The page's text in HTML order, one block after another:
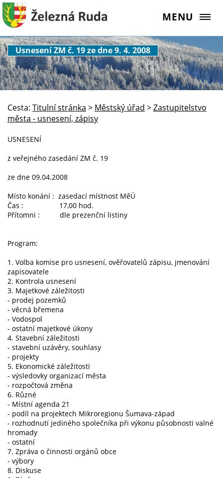
MENU
Usnesení ZM č. 19 ze dne 9. 4. 2008
Cesta: Titulní stránka > Městský úřad >Zastupitelstvo
města - usnesení, zápisy
USNESENÍ
z veřejného zasedání ZM č. 19
ze dne 09.04.2008
Místo konání : zasedací místnost MěÚ
Čas : 17,00 hod.
Přítomni : dle prezenční listiny
Program:
1. Volba komise pro usnesení, ověřovatelů zápisu, jmenování
zapisovatele
2. Kontrola usnesení
3. Majetkové záležitosti
- prodej pozemků
- věcná břemena
- Vodospol
- ostatní majetkové úkony
4. Stavební záležitosti
- stavební uzávěry, souhlasy
- projekty
5. Ekonomické záležitosti
- výsledovky organizací města
- rozpočtová změna
6. Různé
- Místní agenda 21
- podíl na projektech Mikroregionu Šumava-západ
- rozhodnutí jediného společníka při výkonu působnosti valné
hromady
- ostatní
7. Zpráva o činnosti orgánů obce
- výbory
8. Diskuse